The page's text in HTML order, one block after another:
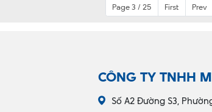
Page 3 / 25 First Prev
CÔNG TY TNHH
Số A2 Đường S3,